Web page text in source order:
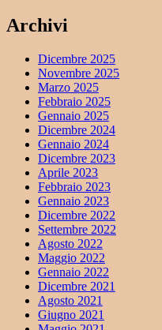
Archivi
Dicembre 2025
Novembre 2025
Marzo 2025
Febbraio 2025
Gennaio 2025
Dicembre 2024
Gennaio 2024
Dicembre 2023
Aprile 2023
Febbraio 2023
Gennaio 2023
Dicembre 2022
Settembre 2022
Agosto 2022
Maggio 2022
Gennaio 2022
Dicembre 2021
Agosto 2021
Giugno 2021